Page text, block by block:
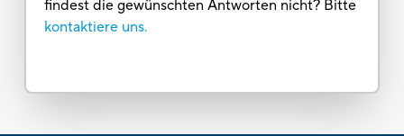
findest die gewünschten Antworten nicht? Bitte
kontaktiere uns.